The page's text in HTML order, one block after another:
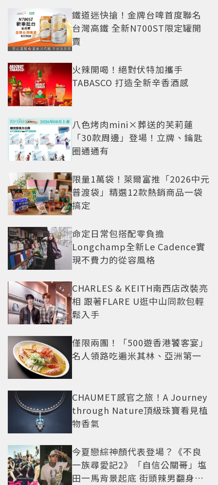
鐵道迷快搶！金牌台啤首度聯名
台灣高鐵 全新N700ST限定罐開
賣
火辣開喝！絕對伏特加攜手
TABASCO 打造全新辛香酒感
八色烤肉mini×葬送的芙莉蓮
「30款周邊」登場！立牌、鑰匙
圈通通有
限量1萬袋！萊爾富推「2026中元
普渡袋」精選12款熱銷商品一袋
搞定
命定日常包搭配零負擔
Longchamp全新Le Cadence實
現不費力的從容風格
CHARLES & KEITH南西店改裝亮
相 跟著FLARE U逛中山同款包輕
鬆入手
僅限兩團！「500遊香港饕客宴」
名人領路吃遍米其林、亞洲第一
CHAUMET感官之旅！A Journey
through Nature頂級珠寶看見植
物香氣
今夏戀綜神顏代表登場？《不良
一族尋愛記2》「自信公關哥」塩
田一馬背景起底 街頭辣男翻身當